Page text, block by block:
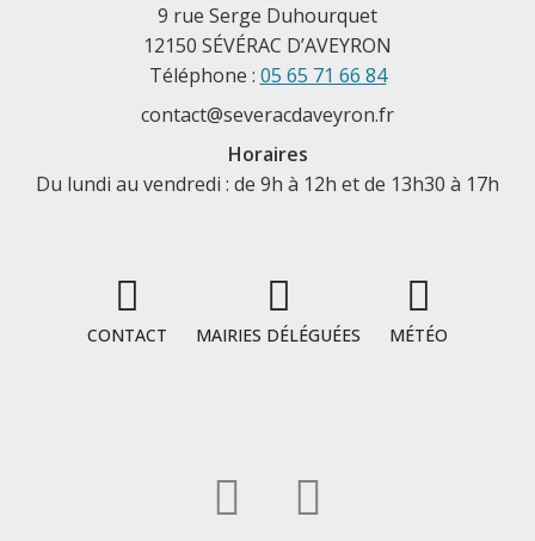
9 rue Serge Duhourquet
12150 SÉVÉRAC D’AVEYRON
Téléphone : 05 65 71 66 84
contact@severacdaveyron.fr
Horaires
Du lundi au vendredi : de 9h à 12h et de 13h30 à 17h
CONTACT MAIRIES DÉLÉGUÉES MÉTÉO